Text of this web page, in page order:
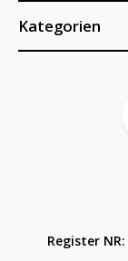
Kategorien
Register NR: